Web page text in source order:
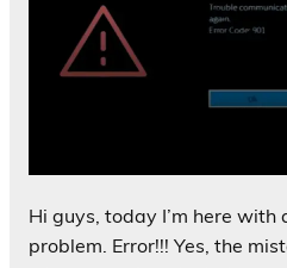
Hi guys, today I’m here
problem. Error!!! Yes, the